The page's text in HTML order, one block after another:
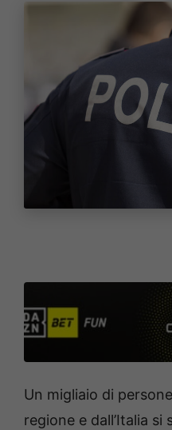
Un migliaio di
regione e dall’Italia